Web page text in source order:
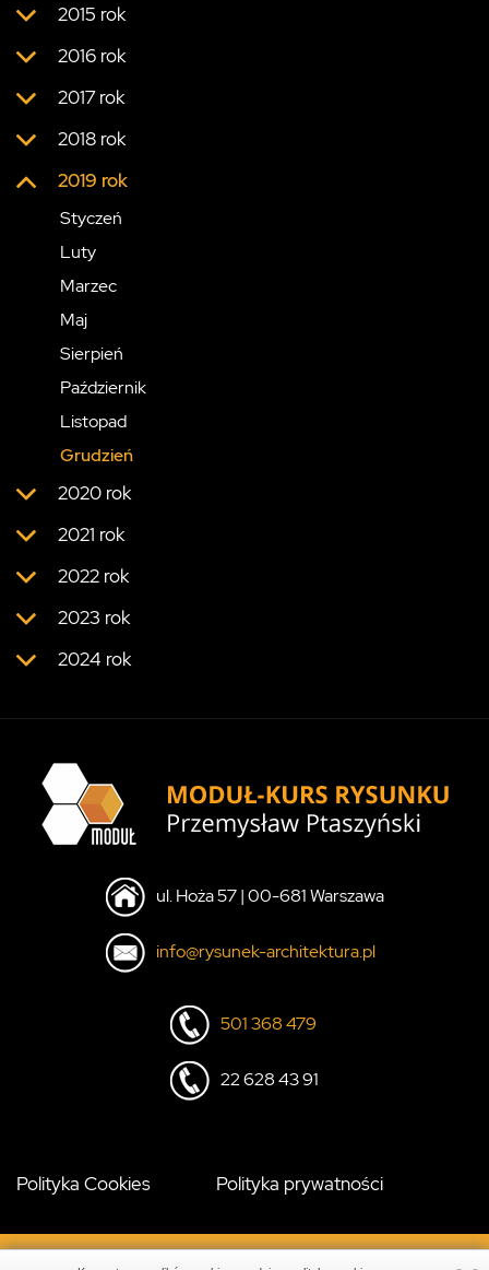
2015 rok
2016 rok
2017 rok
2018 rok
2019 rok
Styczeń
Luty
Marzec
Maj
Sierpień
Październik
Listopad
Grudzień
2020 rok
2021 rok
2022 rok
2023 rok
2024 rok
ul. Hoża 57 | 00-681 Warszawa
info@rysunek-architektura.pl
501 368 479
22 628 43 91
Polityka Cookies Polityka prywatności
© MODUŁ KURS RYSUNKU - All Rights Reserved